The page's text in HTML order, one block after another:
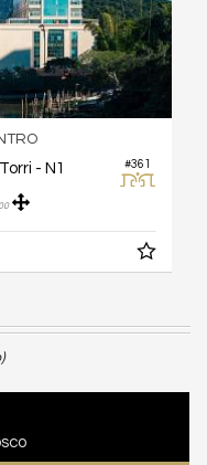
#361
- N1
00